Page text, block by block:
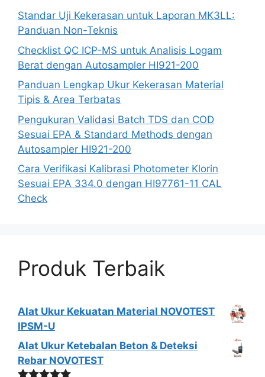
Standar Uji Kekerasan untuk Laporan MK3LL:
Panduan Non-Teknis
Checklist QC ICP-MS untuk Analisis Logam
Berat dengan Autosampler HI921-200
Panduan Lengkap Ukur Kekerasan Material
Tipis & Area Terbatas
Pengukuran Validasi Batch TDS dan COD
Sesuai EPA & Standard Methods dengan
Autosampler HI921-200
Cara Verifikasi Kalibrasi Photometer Klorin
Sesuai EPA 334.0 dengan HI97761-11 CAL
Check
Produk Terbaik
Alat Ukur Kekuatan Material NOVOTEST
IPSM-U
Alat Ukur Ketebalan Beton & Deteksi
Rebar NOVOTEST